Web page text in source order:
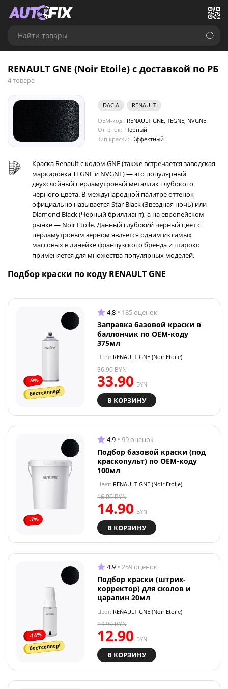
Найти товары
RENAULT GNE (Noir Etoile) с доставкой по РБ
4 товара
DACIA
RENAULT
OEM-код: RENAULT GNE, TEGNE, NVGNE
Оттенок: Черный
Тип краски: Эффектный
Краска Renault с кодом GNE (также встречается заводская
маркировка TEGNE и NVGNE) — это популярный
двухслойный перламутровый металлик глубокого
черного цвета. В международной палитре оттенок
официально называется Star Black (Звездная ночь) или
Diamond Black (Черный бриллиант), а на европейском
рынке — Noir Etoile. Данный глубокий черный цвет с
перламутровым зерном является одним из самых
массовых в линейке французского бренда и широко
применяется для множества популярных моделей.
Подбор краски по коду RENAULT GNE
-9%
бестселлер!
4.8 185 оценок
Заправка базовой краски в
баллончик по OEM-коду
375мл
Цвет: RENAULT GNE (Noir Etoile)
33.90 BYN
36.90BYN
В КОРЗИНУ
-7%
4.9 99 оценок
Подбор базовой краски (под
краскопульт) по OEM-коду
100мл
Цвет: RENAULT GNE (Noir Etoile)
14.90 BYN
16.00BYN
В КОРЗИНУ
-14%
бестселлер!
4.9 259 оценок
Подбор краски (штрих-
корректор) для сколов и
царапин 20мл
Цвет: RENAULT GNE (Noir Etoile)
12.90 BYN
14.90BYN
В КОРЗИНУ